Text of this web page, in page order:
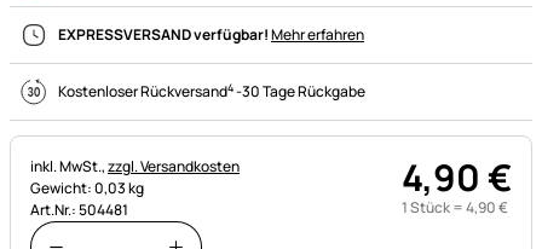
EXPRESSVERSAND verfügbar!Mehr erfahren
Kostenloser Rückversand4-30 Tage Rückgabe
Steuerhinweis:
inkl. MwSt.,zzgl. Versandkosten
Gewicht: 0,03 kg
Art.Nr.: 504481
4,90€
1 Stück =4,90€